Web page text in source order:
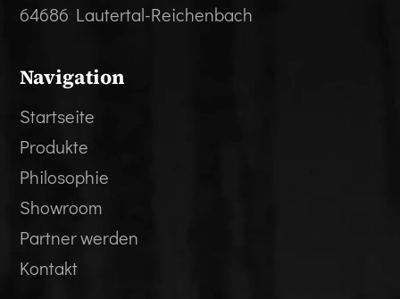
64686 Lautertal-Reichenbach
Navigation
Startseite
Produkte
Philosophie
Showroom
Partner werden
Kontakt